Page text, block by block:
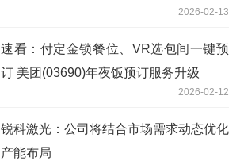
2026-02-13
速看：付定金锁餐位、VR选包间一键预
订 美团(03690)年夜饭预订服务升级
2026-02-12
锐科激光：公司将结合市场需求动态优化
产能布局